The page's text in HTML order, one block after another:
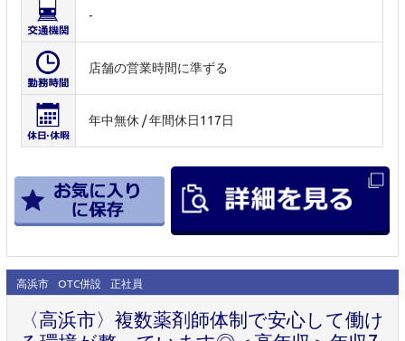
-
店舗の営業時間に準ずる
年中無休 / 年間休日117日
高浜市 OTC併設 正社員
〈高浜市〉複数薬剤師体制で安心して働け